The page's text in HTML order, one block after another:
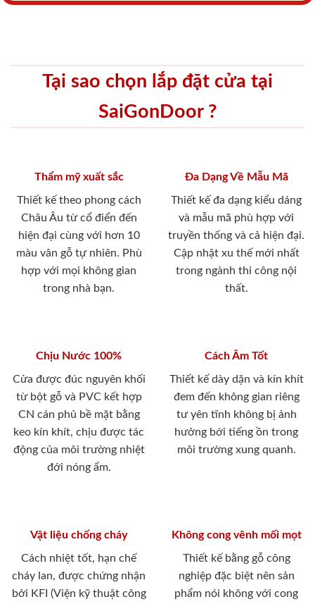
Tại sao chọn lắp đặt cửa tại
SaiGonDoor ?
Thẩm mỹ xuất sắc
Thiết kế theo phong cách
Châu Âu từ cổ điển đến
hiện đại cùng với hơn 10
màu vân gỗ tự nhiên. Phù
hợp với mọi không gian
trong nhà bạn.
Đa Dạng Về Mẫu Mã
Thiết kế đa dạng kiểu dáng
và mẫu mã phù hợp với
truyền thống và cả hiện đại.
Cập nhật xu thế mới nhất
trong ngành thi công nội
thất.
Chịu Nước 100%
Cửa được đúc nguyên khối
từ bột gỗ và PVC kết hợp
CN cán phủ bề mặt bằng
keo kín khít, chịu được tác
động của môi trường nhiệt
đới nóng ẩm.
Cách Âm Tốt
Thiết kế dày dặn và kín khít
đem đến không gian riêng
tư yên tĩnh không bị ảnh
hưởng bới tiếng ồn trong
môi trường xung quanh.
Vật liệu chống cháy
Cách nhiệt tốt, hạn chế
cháy lan, được chứng nhận
bởi KFI (Viện kỹ thuật công
Không cong vênh mối mọt
Thiết kế bằng gỗ công
nghiệp đặc biệt nên sản
phẩm nói không với cong